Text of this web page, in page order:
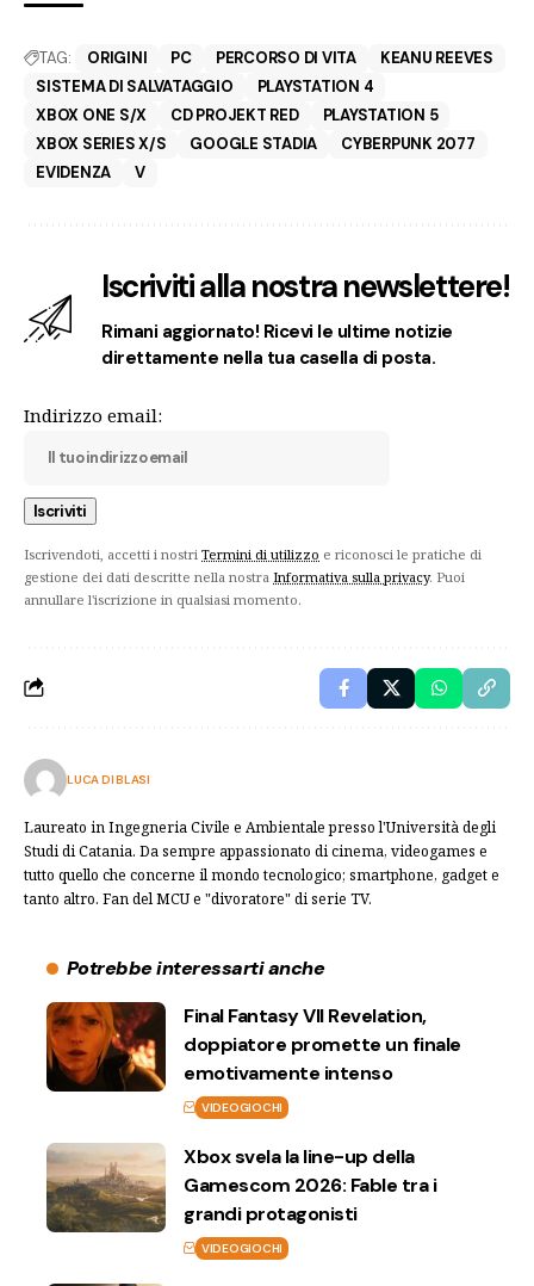
TAG: ORIGINI PC PERCORSO DI VITA
KEANU REEVES
SISTEMA DI SALVATAGGIO
PLAYSTATION 4
XBOX ONE S/X
CD PROJEKT RED
PLAYSTATION 5
XBOX SERIES X/S
GOOGLE STADIA
CYBERPUNK 2077
EVIDENZA
V
Iscriviti alla nostra newslettere!
Rimani aggiornato! Ricevi le ultime notizie
direttamente nella tua casella di posta.
Indirizzo email:
Iscrivendoti, accetti i nostri Termini di utilizzo e riconosci le pratiche di
gestione dei dati descritte nella nostra Informativa sulla privacy. Puoi
annullare l'iscrizione in qualsiasi momento.
LUCA DI BLASI
Laureato in Ingegneria Civile e Ambientale presso l'Università degli
Studi di Catania. Da sempre appassionato di cinema, videogames e
tutto quello che concerne il mondo tecnologico; smartphone, gadget e
tanto altro. Fan del MCU e "divoratore" di serie TV.
Potrebbe interessarti anche
Final Fantasy VII Revelation,
doppiatore promette un finale
emotivamente intenso
VIDEOGIOCHI
Xbox svela la line-up della
Gamescom 2026: Fable tra i
grandi protagonisti
VIDEOGIOCHI